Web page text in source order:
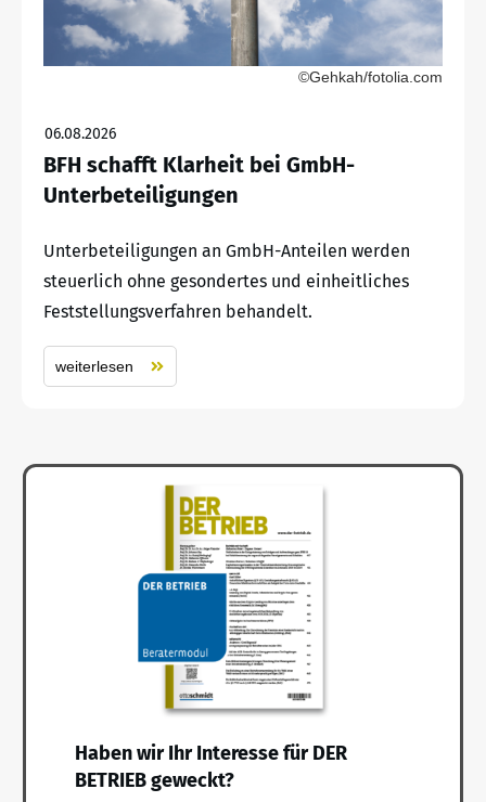
©Gehkah/fotolia.com
06.08.2026
BFH schafft Klarheit bei GmbH-
Unterbeteiligungen
Unterbeteiligungen an GmbH-Anteilen werden
steuerlich ohne gesondertes und einheitliches
Feststellungsverfahren behandelt.
weiterlesen
Haben wir Ihr Interesse für DER
BETRIEB geweckt?